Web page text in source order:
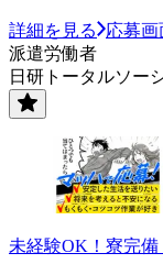
詳細を見る
応募画
派遣労働者
日研トータルソー
未経験OK！寮完